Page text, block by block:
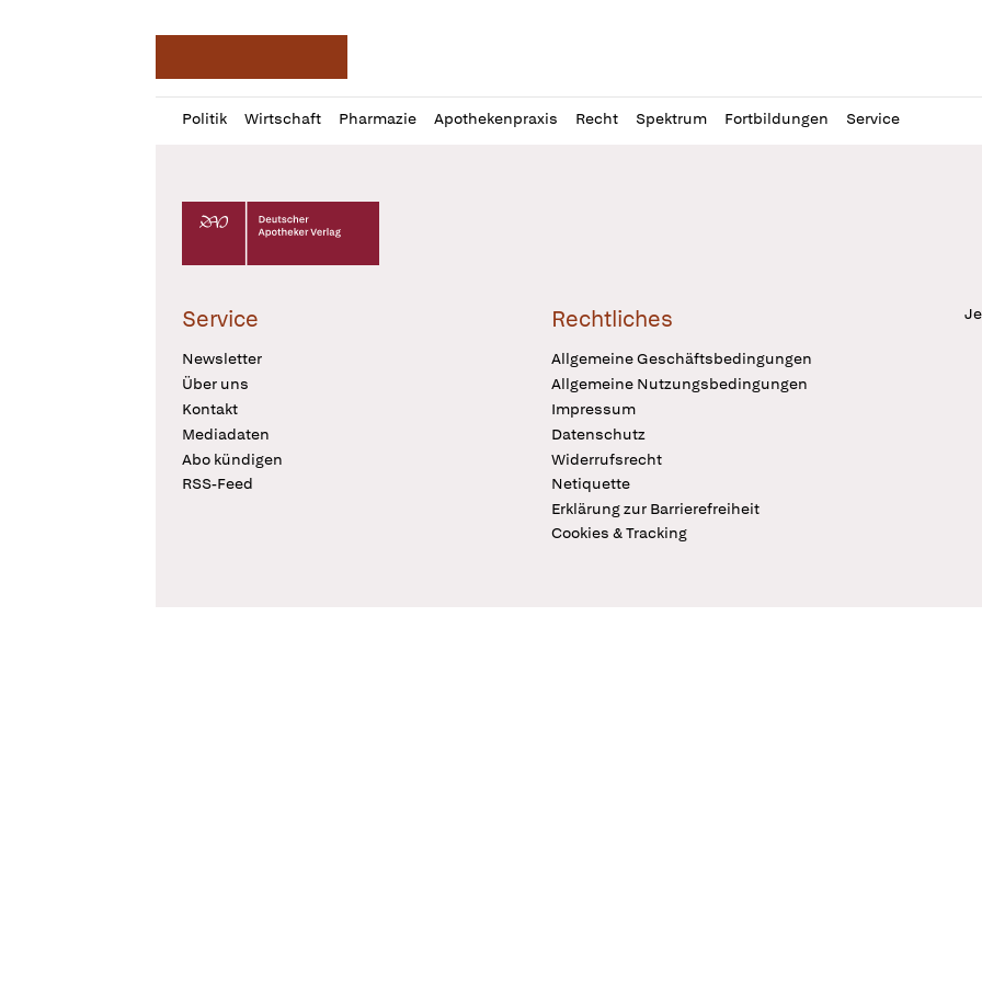
Politik Wirtschaft Pharmazie Apothekenpraxis Recht Spektrum Fortbildungen Service
Profil
öffnen
Daz
Pur
Deutscher Apotheker Verlag Logo
Service
Newsletter
Über uns
Kontakt
Mediadaten
Abo kündigen
RSS-Feed
Rechtliches
Allgemeine Geschäftsbedingungen
Allgemeine Nutzungsbedingungen
Impressum
Datenschutz
Widerrufsrecht
Netiquette
Erklärung zur Barrierefreiheit
Cookies & Tracking